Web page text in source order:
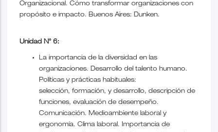
Organizacional. Cómo transformar organizaciones con
propósito e impacto. Buenos Aires: Dunken.
Unidad N° 6:
La importancia de la diversidad en las
organizaciones. Desarrollo del talento humano.
Políticas y prácticas habituales:
selección, formación, y desarrollo, descripción de
funciones, evaluación de desempeño.
Comunicación. Medioambiente laboral y
ergonomía. Clima laboral. Importancia de